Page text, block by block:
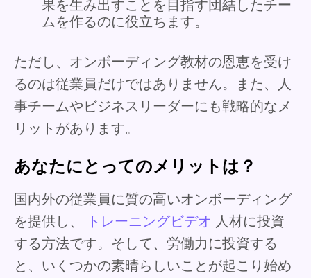
果を生み出すことを目指す団結したチー
ムを作るのに役立ちます。
ただし、オンボーディング教材の恩恵を受け
るのは従業員だけではありません。また、人
事チームやビジネスリーダーにも戦略的なメ
リットがあります。
あなたにとってのメリットは？
国内外の従業員に質の高いオンボーディング
を提供し、
トレーニングビデオ 人材に投資
する方法です。そして、労働力に投資する
と、いくつかの素晴らしいことが起こり始め